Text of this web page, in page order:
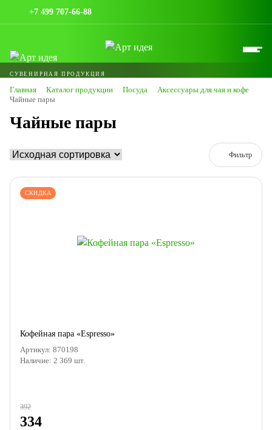
СУВЕНИРНАЯ ПРОДУКЦИЯ
+7 499 707-66-88
Главная Каталог продукции Посуда
Аксессуары для чая и кофе
Чайные пары
Чайные пары
Фильтр
СКИДКА
Кофейная пара «Espresso»
Артикул: 870198
Наличие: 2 369 шт.
392
334